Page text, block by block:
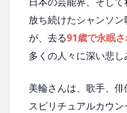
放ち続けたシャンソ
が、去る91歳で永眠
多くの人々に深い悲し
美輪さんは、歌手、
スピリチュアルカウ